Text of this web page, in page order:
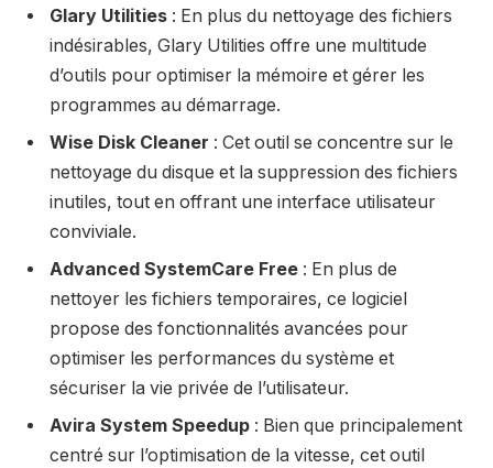
Glary Utilities : En plus du nettoyage des fichiers
indésirables, Glary Utilities offre une multitude
d’outils pour optimiser la mémoire et gérer les
programmes au démarrage.
Wise Disk Cleaner : Cet outil se concentre sur le
nettoyage du disque et la suppression des fichiers
inutiles, tout en offrant une interface utilisateur
conviviale.
Advanced SystemCare Free : En plus de
nettoyer les fichiers temporaires, ce logiciel
propose des fonctionnalités avancées pour
optimiser les performances du système et
sécuriser la vie privée de l’utilisateur.
Avira System Speedup : Bien que principalement
centré sur l’optimisation de la vitesse, cet outil